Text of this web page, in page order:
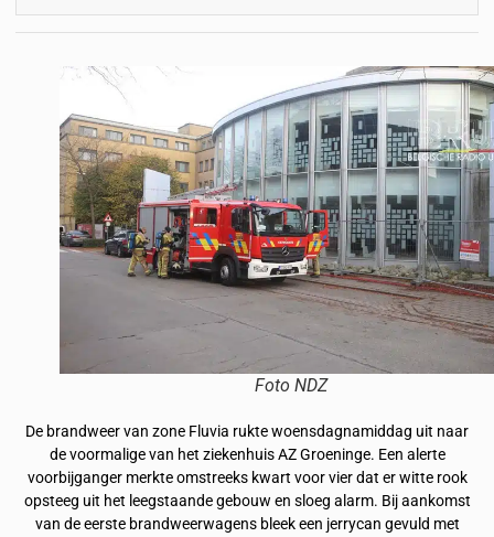
Foto NDZ
De brandweer van zone Fluvia rukte woensdagnamiddag uit naar
de voormalige van het ziekenhuis AZ Groeninge. Een alerte
voorbijganger merkte omstreeks kwart voor vier dat er witte rook
opsteeg uit het leegstaande gebouw en sloeg alarm. Bij aankomst
van de eerste brandweerwagens bleek een jerrycan gevuld met